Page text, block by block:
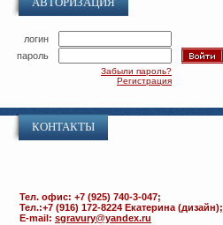
логин
пароль
Забыли пароль?
Регистрация
КОНТАКТЫ
Тел. офис: +7 (925) 740-3-047;
Тел.:+7 (916) 172-8224 Екатерина (дизайн);
E-mail: sgravury@yandex.ru